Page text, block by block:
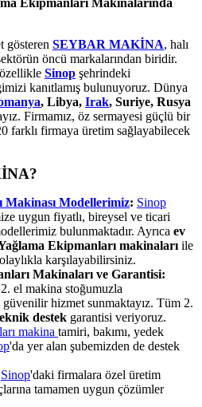
gösteren SEYBAR MAKİNA, halı
öncü markalarından biridir.
Sinop şehrindeki
kanıtlamış bulunuyoruz. Dünya
, Libya, Irak, Suriye, Rusya
Firmamız, öz sermayesi güçlü bir
farklı firmaya üretim sağlayabilecek
Makinası Modellerimiz: Sinop
uygun fiyatlı, bireysel ve ticari
bulunmaktadır. Ayrıca ev
Ekipmanları makinaları ile
karşılayabilirsiniz.
Makinaları ve Garantisi:
el makina stoğumuzla
güvenilir hizmet sunmaktayız. Tüm 2.
destek garantisi veriyoruz.
makina tamiri, bakımı, yedek
'da yer alan şubemizden de destek
Sinop'daki firmalara özel üretim
tamamen uygun çözümler